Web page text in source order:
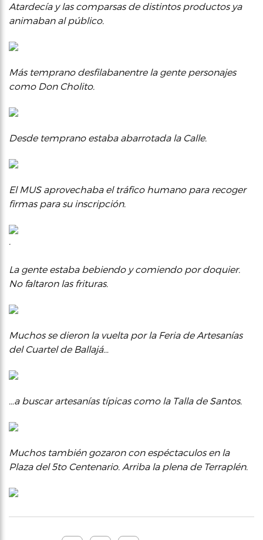
Atardecía y las comparsas de distintos productos ya
animaban al público.
Más temprano desfilabanentre la gente personajes
como Don Cholito.
Desde temprano estaba abarrotada la Calle.
El MUS aprovechaba el tráfico humano para recoger
firmas para su inscripción.
.
La gente estaba bebiendo y comiendo por doquier.
No faltaron las frituras.
Muchos se dieron la vuelta por la Feria de Artesanías
del Cuartel de Ballajá…
…a buscar artesanías típicas como la Talla de Santos.
Muchos también gozaron con espéctaculos en la
Plaza del 5to Centenario. Arriba la plena de Terraplén.